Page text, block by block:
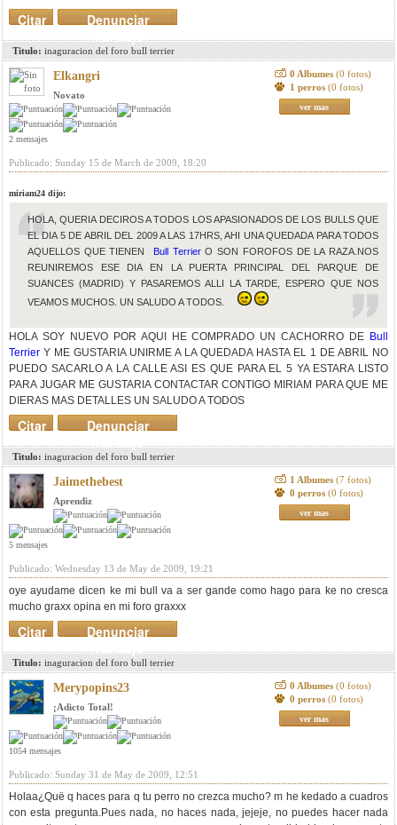
Denunciar
mensaje
Citar
Titulo: inaguracion del foro bull terrier
Elkangri
Novato
2 mensajes
0 Albumes (0 fotos)
1 perros (0 fotos)
ver mas
Publicado: Sunday 15 de March de 2009, 18:20
miriam24 dijo:
HOLA, QUERIA DECIROS A TODOS LOS APASIONADOS DE LOS BULLS QUE
EL DIA 5 DE ABRIL DEL 2009 A LAS 17HRS, AHI UNA QUEDADA PARA TODOS
AQUELLOS QUE TIENEN Bull TerrierO SON FOROFOS DE LA RAZA.NOS
REUNIREMOS ESE DIA EN LA PUERTA PRINCIPAL DEL PARQUE DE
SUANCES (MADRID) Y PASAREMOS ALLI LA TARDE, ESPERO QUE NOS
VEAMOS MUCHOS. UN SALUDO A TODOS.
HOLA SOY NUEVO POR AQUI HE COMPRADO UN CACHORRO DE Bull
Terrier Y ME GUSTARIA UNIRME A LA QUEDADA HASTA EL 1 DE ABRIL NO
PUEDO SACARLO A LA CALLE ASI ES QUE PARA EL 5 YA ESTARA LISTO
PARA JUGAR ME GUSTARIA CONTACTAR CONTIGO MIRIAM PARA QUE ME
DIERAS MAS DETALLES UN SALUDO A TODOS
Denunciar
mensaje
Citar
Titulo: inaguracion del foro bull terrier
Jaimethebest
Aprendiz
5 mensajes
1 Albumes (7 fotos)
0 perros (0 fotos)
ver mas
Publicado: Wednesday 13 de May de 2009, 19:21
oye ayudame dicen ke mi bull va a ser gande como hago para ke no cresca
mucho graxx opina en mi foro graxxx
Denunciar
mensaje
Citar
Titulo: inaguracion del foro bull terrier
Merypopins23
¡Adicto Total!
1054 mensajes
0 Albumes (0 fotos)
0 perros (0 fotos)
ver mas
Publicado: Sunday 31 de May de 2009, 12:51
Holaa¿Quë q haces para q tu perro no crezca mucho? m he kedado a cuadros
con esta pregunta.Pues nada, no haces nada, jejeje, no puedes hacer nada